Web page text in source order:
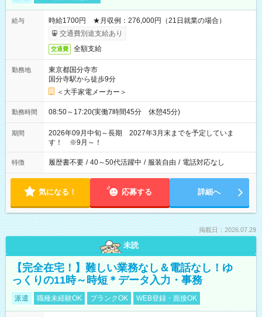
給与
時給1700円 ★月収例：276,000円（21日就業の場合）
交通費別途支給あり
交通費 全額支給
勤務地
東京都国分寺市
国分寺駅から徒歩9分
＜大手家電メーカー＞
勤務時間 08:50～17:20(実働7時間45分 休憩45分)
期間
2026年09月中旬～長期 2027年3月末までを予定していま
す！ ※9月～！
特徴 履歴書不要 / 40～50代活躍中 / 服装自由 / 電話対応なし
気になる！ 応募する 詳細へ
掲載日：2026.07.29
未読
【完全在宅！】難しい業務なし＆電話なし！ゆ
っくりの11時～時短＊データ入力・事務
派遣 職種未経験OK ブランクOK WEB登録・面接OK